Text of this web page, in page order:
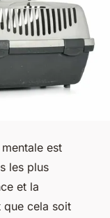
est
les plus
et la
que cela soit